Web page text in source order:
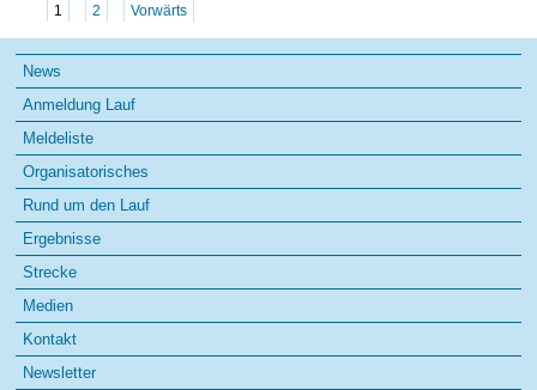
1
2 Vorwärts
Navigation
überspringen
News
Anmeldung Lauf
Meldeliste
Organisatorisches
Rund um den Lauf
Ergebnisse
Strecke
Medien
Kontakt
Newsletter